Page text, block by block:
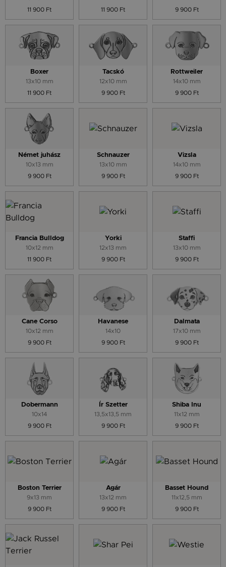
11 900 Ft
11 900 Ft
9 900 Ft
Boxer
13x10 mm
11 900 Ft
Tacskó
12x10 mm
9 900 Ft
Rottweiler
14x10 mm
9 900 Ft
Német juhász
10x13 mm
9 900 Ft
Schnauzer
13x10 mm
9 900 Ft
Vizsla
14x10 mm
9 900 Ft
Francia Bulldog
10x12 mm
11 900 Ft
Yorki
12x13 mm
9 900 Ft
Staffi
13x10 mm
9 900 Ft
Cane Corso
10x12 mm
9 900 Ft
Havanese
14x10
9 900 Ft
Dalmata
17x10 mm
9 900 Ft
Dobermann
10x14
9 900 Ft
Ír Szetter
13,5x13,5 mm
9 900 Ft
Shiba Inu
11x12 mm
9 900 Ft
Boston Terrier
9x13 mm
9 900 Ft
Agár
13x12 mm
9 900 Ft
Basset Hound
11x12,5 mm
9 900 Ft